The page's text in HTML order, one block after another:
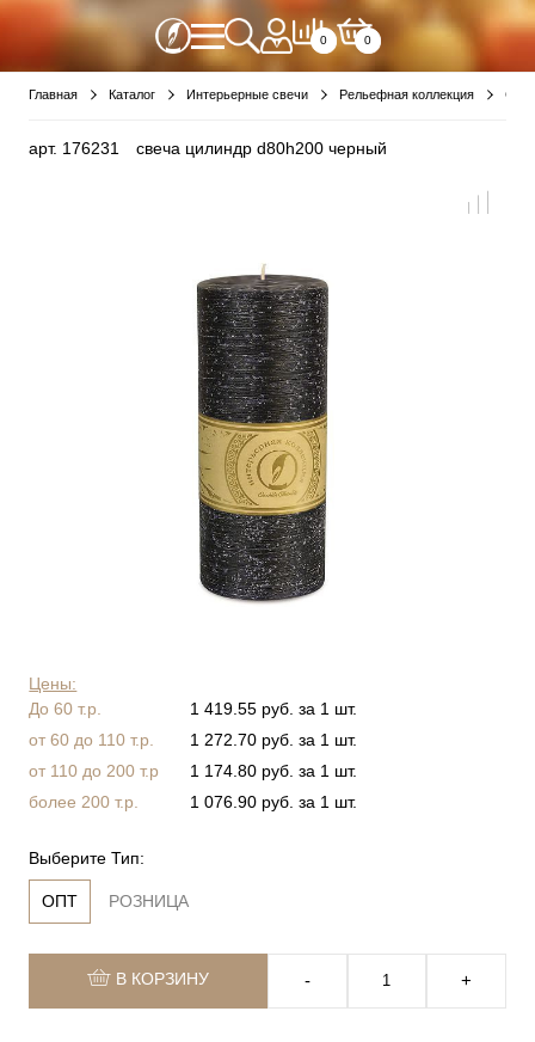
0 0
Главная Каталог Интерьерные свечи Рельефная коллекция
арт. 176231 свеча цилиндр d80h200 черный
Цены:
До 60 т.р.
1 419.55 руб. за 1 шт.
от 60 до 110 т.р.
1 272.70 руб. за 1 шт.
от 110 до 200 т.р
1 174.80 руб. за 1 шт.
более 200 т.р.
1 076.90 руб. за 1 шт.
Выберите Тип:
ОПТ РОЗНИЦА
В КОРЗИНУ ‐ +